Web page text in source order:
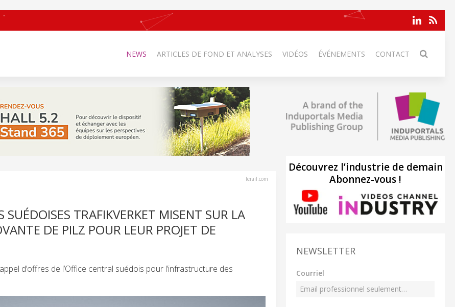
NEWS ARTICLES DE FOND ET ANALYSES VIDÉOS ÉVÉNEMENTS CONTACT
lerail.com
SUÉDOISES TRAFIKVERKET MISENT SUR LA
DE PILZ POUR LEUR PROJET DE
d’offres de l’Office central suédois pour l’infrastructure des
Découvrez l’industrie de demain
Abonnez-vous !
NEWSLETTER
Courriel